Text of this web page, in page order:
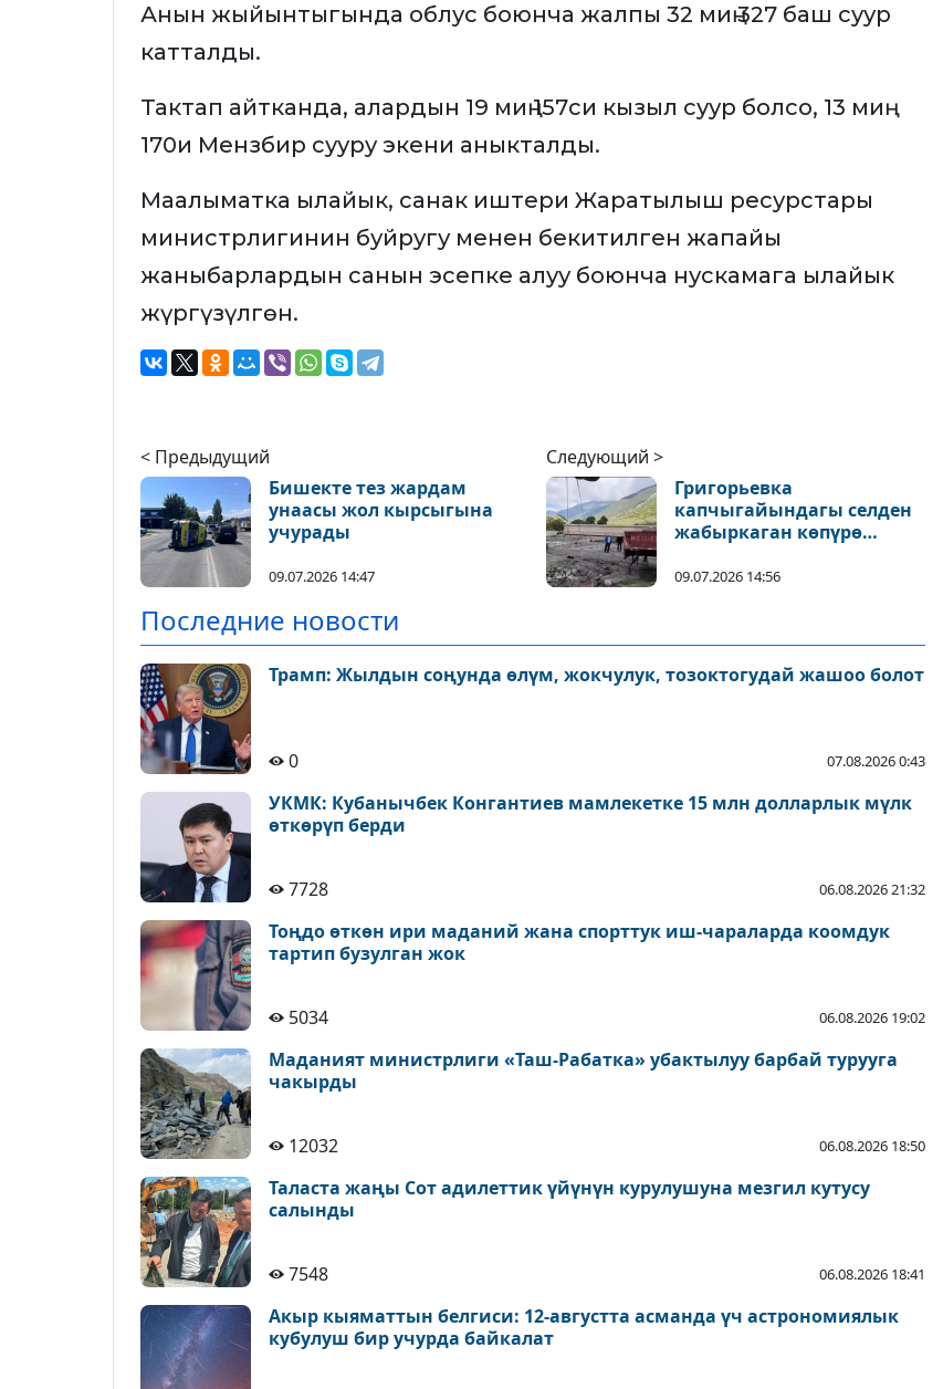
Анын жыйынтыгында облус боюнча жалпы 32 миң 327 баш суур
катталды.
Тактап айтканда, алардын 19 миң 157си кызыл суур болсо, 13 миң
170и Мензбир сууру экени аныкталды.
Маалыматка ылайык, санак иштери Жаратылыш ресурстары
министрлигинин буйругу менен бекитилген жапайы
жаныбарлардын санын эсепке алуу боюнча нускамага ылайык
жүргүзүлгөн.
< Предыдущий
Бишекте тез жардам
унаасы жол кырсыгына
учурады
09.07.2026 14:47
Следующий >
Григорьевка
капчыгайындагы селден
жабыркаган көпүрө
09.07.2026 14:56
Последние новости
Трамп: Жылдын соңунда өлүм, жокчулук, тозоктогудай жашоо болот
0 07.08.2026 0:43
УКМК: Кубанычбек Конгантиев мамлекетке 15 млн долларлык мүлк
өткөрүп берди
7728 06.08.2026 21:32
Тоңдо өткөн ири маданий жана спорттук иш-чараларда коомдук
тартип бузулган жок
5034 06.08.2026 19:02
Маданият министрлиги «Таш-Рабатка» убактылуу барбай турууга
чакырды
12032 06.08.2026 18:50
Таласта жаңы Сот адилеттик үйүнүн курулушуна мезгил кутусу
салынды
7548 06.08.2026 18:41
Акыр кыяматтын белгиси: 12-августта асманда үч астрономиялык
кубулуш бир учурда байкалат